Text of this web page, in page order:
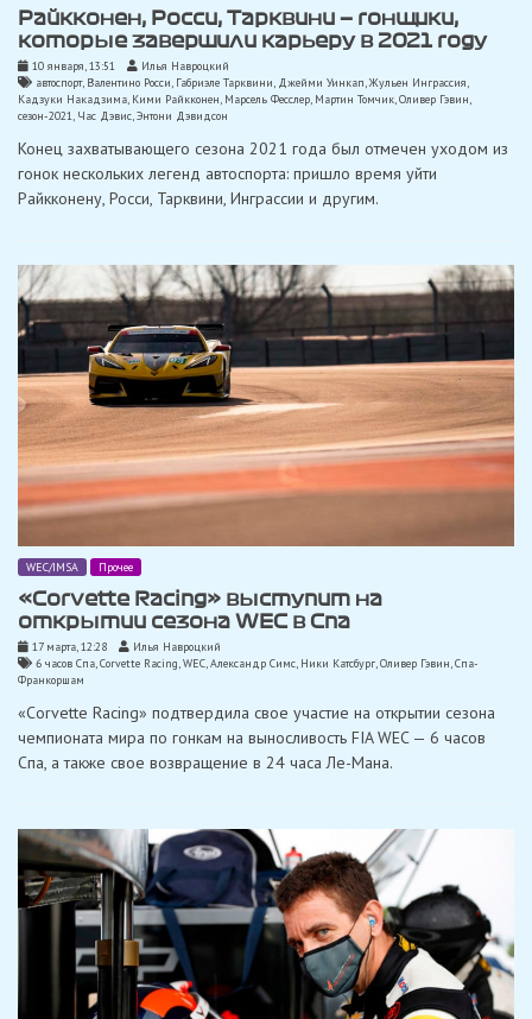
Райкконен, Росси, Тарквини — гонщики,
которые завершили карьеру в 2021 году
10 января, 13:51
Илья Навроцкий
автоспорт, Валентино Росси, Габриэле Тарквини, Джейми Уинкап,Жульен Инграссия
Кадзуки Накадзима, Кими Райкконен, Марсель Фесслер, Мартин Томчик,Оливер Гэвин
сезон-2021, Час Дэвис,Энтони Дэвидсон
Конец захватывающего сезона 2021 года был отмечен уходом из
гонок нескольких легенд автоспорта: пришло время уйти
Райкконену, Росси, Тарквини, Инграссии и другим.
WEC/IMSA Прочее
«Corvette Racing» выступит на
открытии сезона WEC в Спа
17 марта, 12:28
Илья Навроцкий
6 часов Спа,Corvette Racing,WEC,Александр Симс, Ники Катсбург,Оливер Гэвин,Спа-
Франкоршам
«Corvette Racing» подтвердила свое участие на открытии сезона
чемпионата мира по гонкам на выносливость FIA WEC — 6 часов
Спа, а также свое возвращение в 24 часа Ле-Мана.